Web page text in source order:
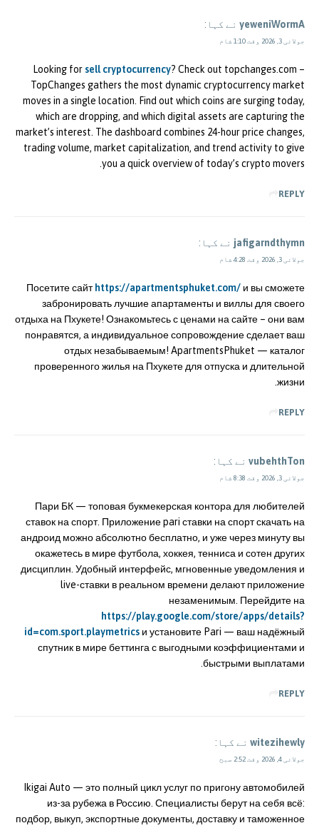
yeweniWormA نے کہا:
جولائی 3, 2026 وقت 1:10 شام
Looking for sell cryptocurrency? Check out topchanges.com –
TopChanges gathers the most dynamic cryptocurrency market
moves in a single location. Find out which coins are surging today,
which are dropping, and which digital assets are capturing the
market’s interest. The dashboard combines 24-hour price changes,
trading volume, market capitalization, and trend activity to give
you a quick overview of today’s crypto movers.
REPLY
jafigarndthymn نے کہا:
جولائی 3, 2026 وقت 4:28 شام
Посетите сайт https://apartmentsphuket.com/ и вы сможете
забронировать лучшие апартаменты и виллы для своего
отдыха на Пхукете! Ознакомьтесь с ценами на сайте – они вам
понравятся, а индивидуальное сопровождение сделает ваш
отдых незабываемым! ApartmentsPhuket — каталог
проверенного жилья на Пхукете для отпуска и длительной
жизни.
REPLY
vubehthTon نے کہا:
جولائی 3, 2026 وقت 8:38 شام
Пари БК — топовая букмекерская контора для любителей
ставок на спорт. Приложение pari ставки на спорт скачать на
андроид можно абсолютно бесплатно, и уже через минуту вы
окажетесь в мире футбола, хоккея, тенниса и сотен других
дисциплин. Удобный интерфейс, мгновенные уведомления и
live-ставки в реальном времени делают приложение
незаменимым. Перейдите на
https://play.google.com/store/apps/details?
id=com.sport.playmetrics и установите Pari — ваш надёжный
спутник в мире беттинга с выгодными коэффициентами и
быстрыми выплатами.
REPLY
witezihewly نے کہا:
جولائی 4, 2026 وقت 2:52 صبح
Ikigai Auto — это полный цикл услуг по пригону автомобилей
из-за рубежа в Россию. Специалисты берут на себя всё:
подбор, выкуп, экспортные документы, доставку и таможенное